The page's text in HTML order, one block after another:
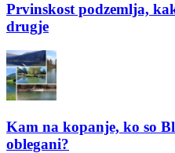
Prvinskost podzemlja,
drugje
Kam na kopanje, ko so
oblegani?